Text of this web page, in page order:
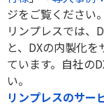
ジをご覧ください。
リンプレスでは、
と、DXの内製化
ています。自社の
い。
リンプレスのサー